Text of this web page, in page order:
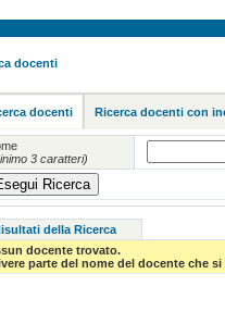
docenti
docenti Ricerca docenti con
3 caratteri)
della Ricerca
docente trovato.
parte del nome del docente che